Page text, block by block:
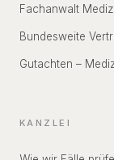
Fachanwalt
Bundesweite
Gutachten –
KANZLEI